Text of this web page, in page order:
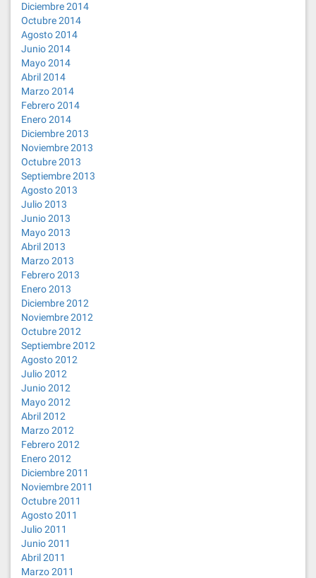
Diciembre 2014
Octubre 2014
Agosto 2014
Junio 2014
Mayo 2014
Abril 2014
Marzo 2014
Febrero 2014
Enero 2014
Diciembre 2013
Noviembre 2013
Octubre 2013
Septiembre 2013
Agosto 2013
Julio 2013
Junio 2013
Mayo 2013
Abril 2013
Marzo 2013
Febrero 2013
Enero 2013
Diciembre 2012
Noviembre 2012
Octubre 2012
Septiembre 2012
Agosto 2012
Julio 2012
Junio 2012
Mayo 2012
Abril 2012
Marzo 2012
Febrero 2012
Enero 2012
Diciembre 2011
Noviembre 2011
Octubre 2011
Agosto 2011
Julio 2011
Junio 2011
Abril 2011
Marzo 2011